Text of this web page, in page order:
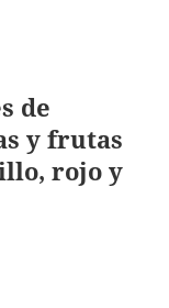
de
y frutas
rojo y